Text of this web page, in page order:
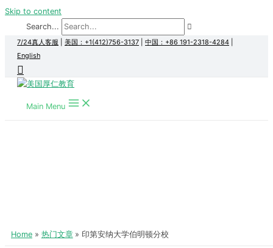
Skip to content
Search...
7/24真人客服 美国：+1(412)756-3137 中国：+86 191-2318-4284
English
Main Menu
Home 热门文章 印第安纳大学伯明顿分校